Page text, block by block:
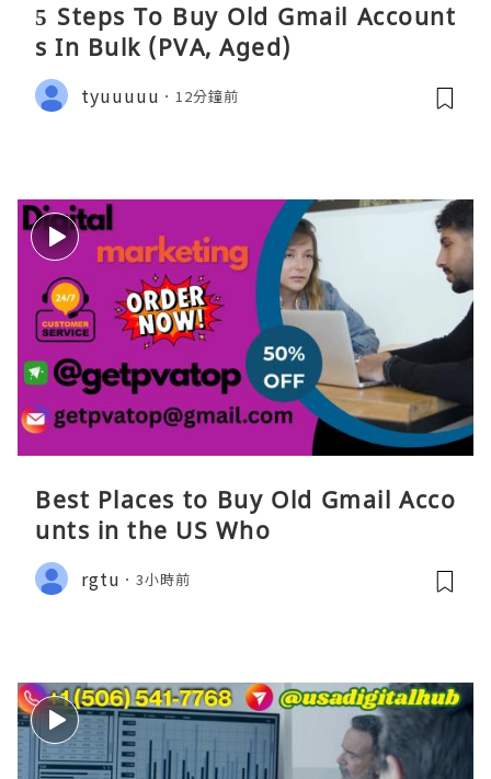
5 Steps To Buy Old Gmail Account
s In Bulk (PVA, Aged)
tyuuuuu 12分鐘前
Best Places to Buy Old Gmail Acco
unts in the US Who
rgtu 3小時前